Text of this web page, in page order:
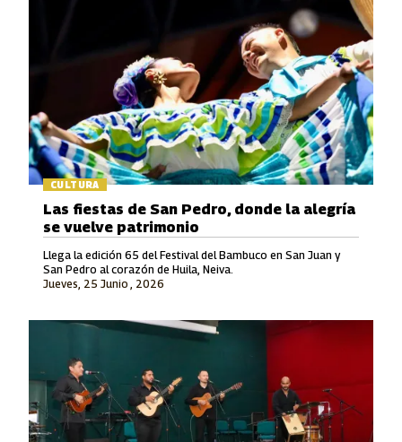
CULTURA
Jueves, 25 Junio , 2026
Las fiestas de San Pedro, donde la alegría
se vuelve patrimonio
Llega la edición 65 del Festival del Bambuco en San Juan y
San Pedro al corazón de Huila, Neiva.